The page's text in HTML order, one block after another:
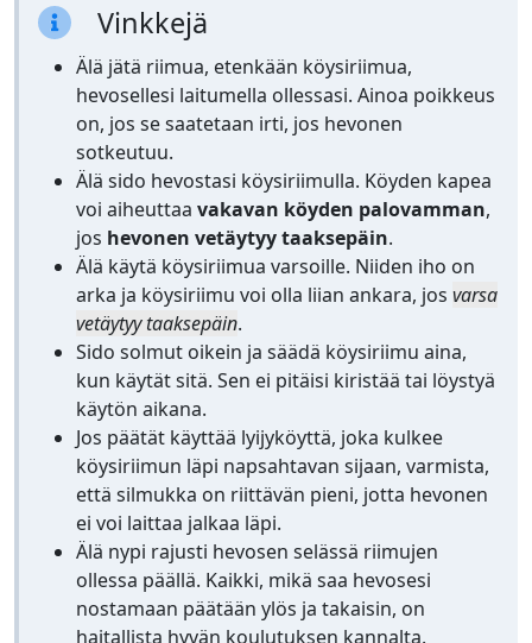
Vinkkejä
Älä jätä riimua, etenkään köysiriimua,
hevosellesi laitumella ollessasi. Ainoa poikkeus
on, jos se saatetaan irti, jos hevonen
sotkeutuu.
Älä sido hevostasi köysiriimulla. Köyden kapea
voi aiheuttaa vakavan köyden palovamman,
jos hevonen vetäytyy taaksepäin.
Älä käytä köysiriimua varsoille. Niiden iho on
arka ja köysiriimu voi olla liian ankara, jos varsa
vetäytyy taaksepäin.
Sido solmut oikein ja säädä köysiriimu aina,
kun käytät sitä. Sen ei pitäisi kiristää tai löystyä
käytön aikana.
Jos päätät käyttää lyijyköyttä, joka kulkee
köysiriimun läpi napsahtavan sijaan, varmista,
että silmukka on riittävän pieni, jotta hevonen
ei voi laittaa jalkaa läpi.
Älä nypi rajusti hevosen selässä riimujen
ollessa päällä. Kaikki, mikä saa hevosesi
nostamaan päätään ylös ja takaisin, on
haitallista hyvän koulutuksen kannalta.